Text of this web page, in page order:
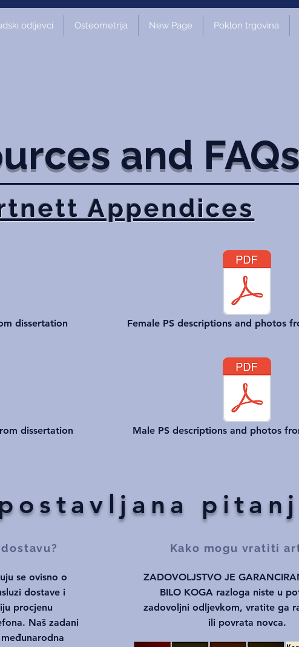
odljevci Osteometrija New Page Poklon trgovina
and FAQs
Appendices
dissertation
dissertation
Female PS descriptions and photos
Male PS descriptions and photos
se ovisno o
dostave i
procjenu
Naš zadani
Kako mogu vratiti
ZADOVOLJSTVO JE
BILO KOGA razloga niste u
zadovoljni odljevkom, vratite ga
ili povrata novca.